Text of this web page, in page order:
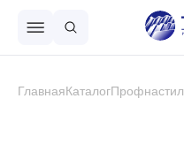
ГлавнаяКаталогПрофнастил